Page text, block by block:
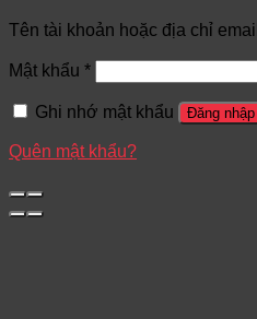
Tên tài khoản hoặc địa chỉ email
Mật khẩu *
Ghi nhớ mật khẩu Đăng nhập
Quên mật khẩu?